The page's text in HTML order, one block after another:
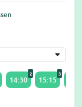
14:30
2
15:15
3